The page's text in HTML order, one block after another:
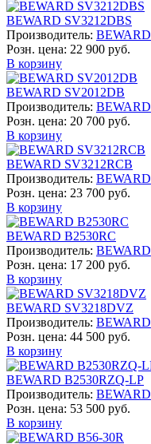
BEWARD SV3212DBS
Производитель: BEWARD
Розн. цена: 22 900 руб.
В корзину
BEWARD SV2012DB
Производитель: BEWARD
Розн. цена: 20 700 руб.
В корзину
BEWARD SV3212RCB
Производитель: BEWARD
Розн. цена: 23 700 руб.
В корзину
BEWARD B2530RC
Производитель: BEWARD
Розн. цена: 17 200 руб.
В корзину
BEWARD SV3218DVZ
Производитель: BEWARD
Розн. цена: 44 500 руб.
В корзину
BEWARD B2530RZQ-LP
Производитель: BEWARD
Розн. цена: 53 500 руб.
В корзину